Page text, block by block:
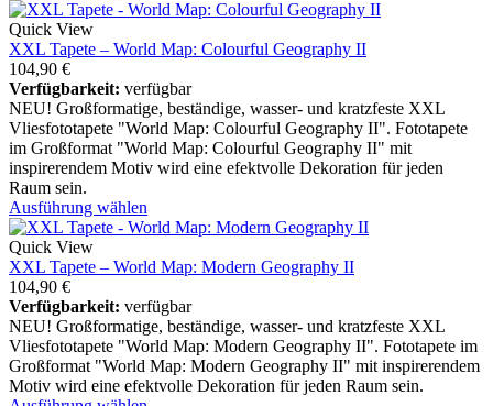
Quick View
XXL Tapete – World Map: Colourful Geography II
104,90 €
Verfügbarkeit: verfügbar
NEU! Großformatige, beständige, wasser- und kratzfeste XXL
Vliesfototapete "World Map: Colourful Geography II". Fototapete
im Großformat "World Map: Colourful Geography II" mit
inspirerendem Motiv wird eine efektvolle Dekoration für jeden
Raum sein.
Ausführung wählen
Quick View
XXL Tapete – World Map: Modern Geography II
104,90 €
Verfügbarkeit: verfügbar
NEU! Großformatige, beständige, wasser- und kratzfeste XXL
Vliesfototapete "World Map: Modern Geography II". Fototapete im
Großformat "World Map: Modern Geography II" mit inspirerendem
Motiv wird eine efektvolle Dekoration für jeden Raum sein.